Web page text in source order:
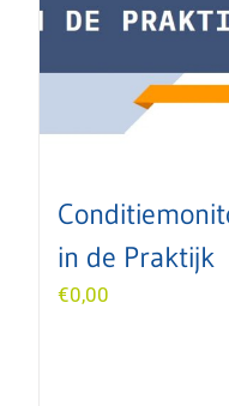
in de Praktijk
€0,00